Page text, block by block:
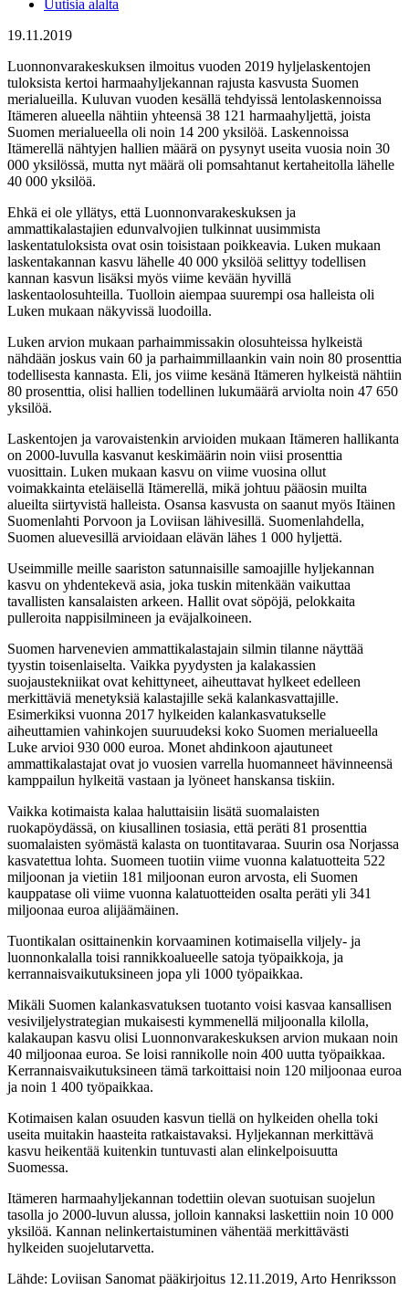
Uutisia alalta
19.11.2019
Luonnonvarakeskuksen ilmoitus vuoden 2019 hyljelaskentojen
tuloksista kertoi harmaahyljekannan rajusta kasvusta Suomen
merialueilla. Kuluvan vuoden kesällä tehdyissä lentolaskennoissa
Itämeren alueella nähtiin yhteensä 38 121 harmaahyljettä, joista
Suomen merialueella oli noin 14 200 yksilöä. Laskennoissa
Itämerellä nähtyjen hallien määrä on pysynyt useita vuosia noin 30
000 yksilössä, mutta nyt määrä oli pomsahtanut kertaheitolla lähelle
40 000 yksilöä.
Ehkä ei ole yllätys, että Luonnonvarakeskuksen ja
ammattikalastajien edunvalvojien tulkinnat uusimmista
laskentatuloksista ovat osin toisistaan poikkeavia. Luken mukaan
laskentakannan kasvu lähelle 40 000 yksilöä selittyy todellisen
kannan kasvun lisäksi myös viime kevään hyvillä
laskentaolosuhteilla. Tuolloin aiempaa suurempi osa halleista oli
Luken mukaan näkyvissä luodoilla.
Luken arvion mukaan parhaimmissakin olosuhteissa hylkeistä
nähdään joskus vain 60 ja parhaimmillaankin vain noin 80 prosenttia
todellisesta kannasta. Eli, jos viime kesänä Itämeren hylkeistä nähtiin
80 prosenttia, olisi hallien todellinen lukumäärä arviolta noin 47 650
yksilöä.
Laskentojen ja varovaistenkin arvioiden mukaan Itämeren hallikanta
on 2000-luvulla kasvanut keskimäärin noin viisi prosenttia
vuosittain. Luken mukaan kasvu on viime vuosina ollut
voimakkainta eteläisellä Itämerellä, mikä johtuu pääosin muilta
alueilta siirtyvistä halleista. Osansa kasvusta on saanut myös Itäinen
Suomenlahti Porvoon ja Loviisan lähivesillä. Suomenlahdella,
Suomen aluevesillä arvioidaan elävän lähes 1 000 hyljettä.
Useimmille meille saariston satunnaisille samoajille hyljekannan
kasvu on yhdentekevä asia, joka tuskin mitenkään vaikuttaa
tavallisten kansalaisten arkeen. Hallit ovat söpöjä, pelokkaita
pulleroita nappisilmineen ja eväjalkoineen.
Suomen harvenevien ammattikalastajain silmin tilanne näyttää
tyystin toisenlaiselta. Vaikka pyydysten ja kalakassien
suojaustekniikat ovat kehittyneet, aiheuttavat hylkeet edelleen
merkittäviä menetyksiä kalastajille sekä kalankasvattajille.
Esimerkiksi vuonna 2017 hylkeiden kalankasvatukselle
aiheuttamien vahinkojen suuruudeksi koko Suomen merialueella
Luke arvioi 930 000 euroa. Monet ahdinkoon ajautuneet
ammattikalastajat ovat jo vuosien varrella huomanneet hävinneensä
kamppailun hylkeitä vastaan ja lyöneet hanskansa tiskiin.
Vaikka kotimaista kalaa haluttaisiin lisätä suomalaisten
ruokapöydässä, on kiusallinen tosiasia, että peräti 81 prosenttia
suomalaisten syömästä kalasta on tuontitavaraa. Suurin osa Norjassa
kasvatettua lohta. Suomeen tuotiin viime vuonna kalatuotteita 522
miljoonan ja vietiin 181 miljoonan euron arvosta, eli Suomen
kauppatase oli viime vuonna kalatuotteiden osalta peräti yli 341
miljoonaa euroa alijäämäinen.
Tuontikalan osittainenkin korvaaminen kotimaisella viljely- ja
luonnonkalalla toisi rannikkoalueelle satoja työpaikkoja, ja
kerrannaisvaikutuksineen jopa yli 1000 työpaikkaa.
Mikäli Suomen kalankasvatuksen tuotanto voisi kasvaa kansallisen
vesiviljelystrategian mukaisesti kymmenellä miljoonalla kilolla,
kalakaupan kasvu olisi Luonnonvarakeskuksen arvion mukaan noin
40 miljoonaa euroa. Se loisi rannikolle noin 400 uutta työpaikkaa.
Kerrannaisvaikutuksineen tämä tarkoittaisi noin 120 miljoonaa euroa
ja noin 1 400 työpaikkaa.
Kotimaisen kalan osuuden kasvun tiellä on hylkeiden ohella toki
useita muitakin haasteita ratkaistavaksi. Hyljekannan merkittävä
kasvu heikentää kuitenkin tuntuvasti alan elinkelpoisuutta
Suomessa.
Itämeren harmaahyljekannan todettiin olevan suotuisan suojelun
tasolla jo 2000-luvun alussa, jolloin kannaksi laskettiin noin 10 000
yksilöä. Kannan nelinkertaistuminen vähentää merkittävästi
hylkeiden suojelutarvetta.
Lähde: Loviisan Sanomat pääkirjoitus 12.11.2019, Arto Henriksson